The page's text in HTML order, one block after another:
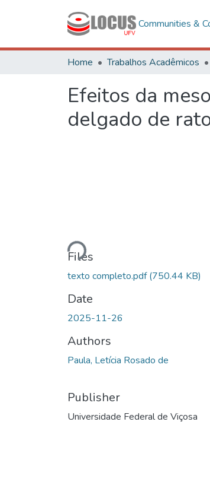
Communities &
Home Trabalhos Acadêmicos
Efeitos da
delgado de
Loading...
Files
texto completo.pdf(750.44 KB)
Date
2025-11-26
Authors
Paula, Letícia Rosado de
Publisher
Universidade Federal de Viçosa